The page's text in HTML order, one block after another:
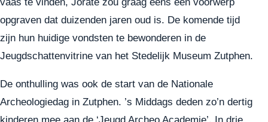
opgraven dat duizenden jaren oud is. De komende tijd
zijn hun huidige vondsten te bewonderen in de
Jeugdschattenvitrine van het Stedelijk Museum Zutphen.
De onthulling was ook de start van de Nationale
Archeologiedag in Zutphen. ’s Middags deden zo’n dertig
kinderen mee aan de ‘Jeugd Archeo Academie’. In drie